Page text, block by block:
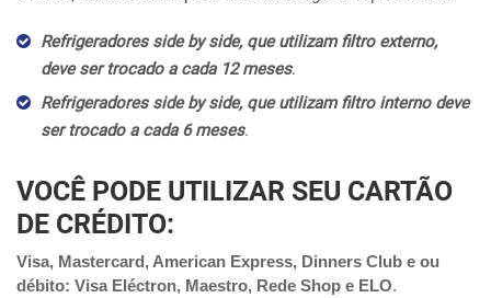
Refrigeradores side by side, que utilizam filtro externo,
deve ser trocado a cada 12 meses.
Refrigeradores side by side, que utilizam filtro interno deve
ser trocado a cada 6 meses.
VOCÊ PODE UTILIZAR SEU CARTÃO
DE CRÉDITO:
Visa, Mastercard, American Express, Dinners Club e ou
débito: Visa Eléctron, Maestro, Rede Shop e ELO.